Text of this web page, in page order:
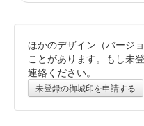
乙女城（小諸
販売終了
ほかのデザイン（バージ
ことがあります。もし未
連絡ください。
未登録の御城印を申請する